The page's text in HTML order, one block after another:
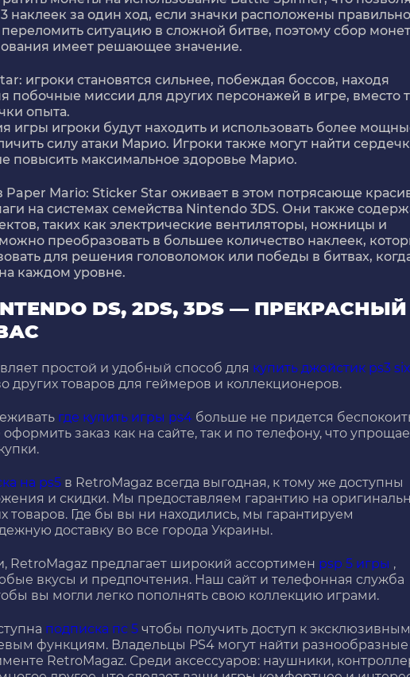
наклеек за один ход, если значки расположены
ситуацию в сложной битве, поэтому сбор
имеет решающее значение.
игроки становятся сильнее, побеждая боссов, находя
побочные миссии для других персонажей в игре, вместо
опыта.
игры игроки будут находить и использовать более
силу атаки Марио. Игроки также могут найти
повысить максимальное здоровье Марио.
Mario: Sticker Star оживает в этом потрясающе
на системах семейства Nintendo 3DS. Они также
таких как электрические вентиляторы, ножницы и
преобразовать в большее количество наклеек,
для решения головоломок или победы в битвах,
каждом уровне.
DS, 2DS, 3DS — ПРЕКРАСНЫЙ
простой и удобный способ для купить джойстик ps3
других товаров для геймеров и коллекционеров.
где купить игры ps4 больше не придется
заказ как на сайте, так и по телефону, что
на ps5 в RetroMagaz всегда выгодная, к тому же доступны
и скидки. Мы предоставляем гарантию на
товаров. Где бы вы ни находились, мы гарантируем
доставку во все города Украины.
RetroMagaz предлагает широкий ассортимен psp 5 игры ,
вкусы и предпочтения. Наш сайт и телефонная служба
вы могли легко пополнять свою коллекцию играми.
подписка пс 5 чтобы получить доступ к эксклюзивным
функциям. Владельцы PS4 могут найти разнообразные
RetroMagaz. Среди аксессуаров: наушники,